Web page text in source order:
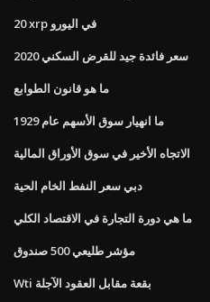
20 xrp في اليورو
سعر فائدة جيد للقرض السكني 2020
ما هو قانون الطوابع
ما انهيار سوق الأسهم عام 1929
الاتجاه الأخير في سوق الأوراق المالية
دبي سعر النفط الخام الحية
ما هي دورة التجارة في الاقتصاد الكلي
مؤشر طليعي 500 صندوق
Wti بقعة مقابل العقود الآجلة